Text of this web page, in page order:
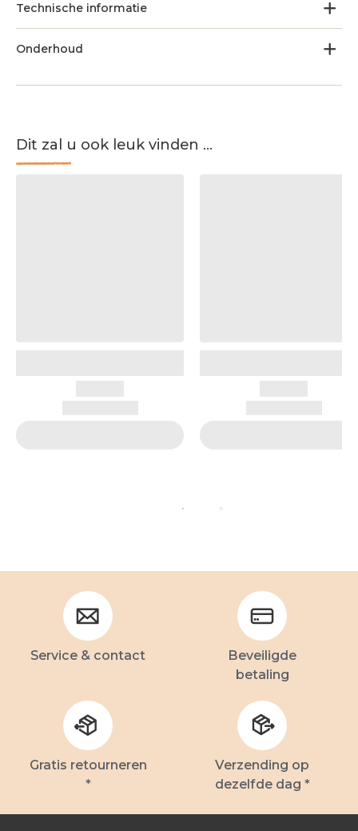
Technische informatie
Onderhoud
Dit zal u ook leuk vinden ...
Service & contact
Beveiligde
betaling
Gratis retourneren
*
Verzending op
dezelfde dag *